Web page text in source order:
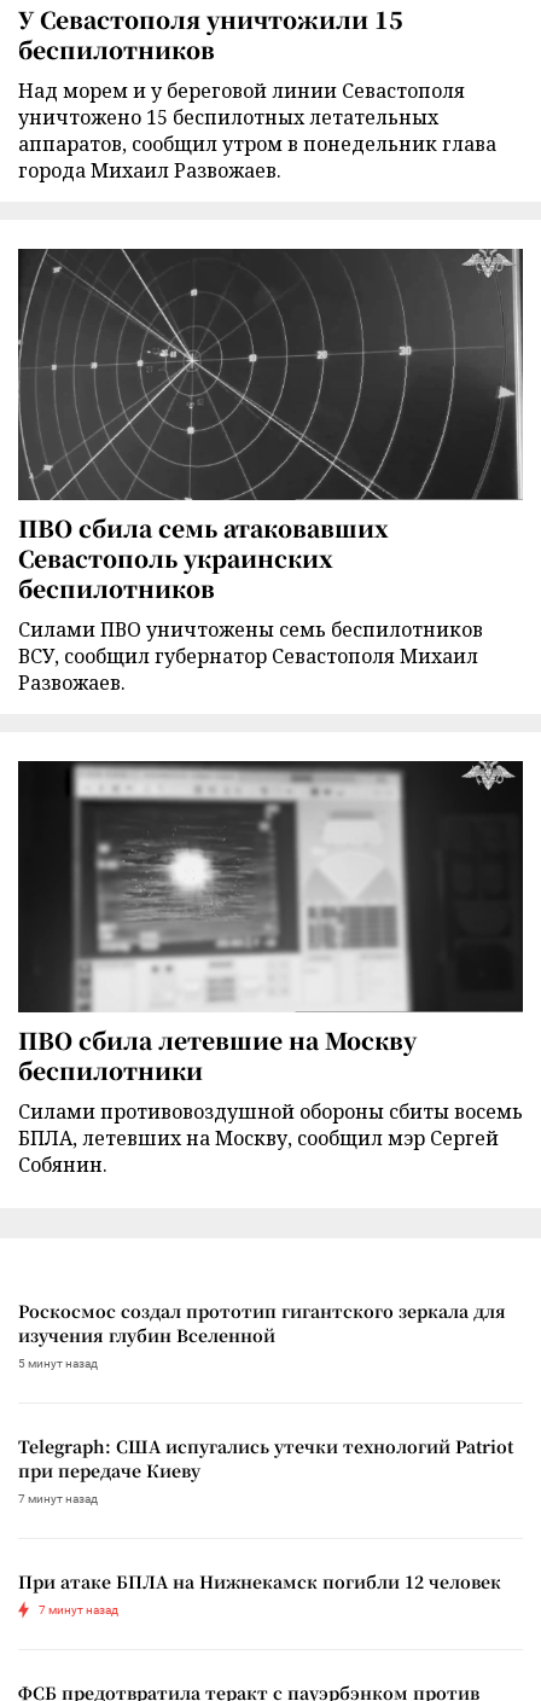
У Севастополя уничтожили 15
беспилотников
Над морем и у береговой линии Севастополя
уничтожено 15 беспилотных летательных
аппаратов, сообщил утром в понедельник глава
города Михаил Развожаев.
ПВО сбила семь атаковавших
Севастополь украинских
беспилотников
Силами ПВО уничтожены семь беспилотников
ВСУ, сообщил губернатор Севастополя Михаил
Развожаев.
ПВО сбила летевшие на Москву
беспилотники
Силами противовоздушной обороны сбиты восемь
БПЛА, летевших на Москву, сообщил мэр Сергей
Собянин.
Роскосмос создал прототип гигантского зеркала для
изучения глубин Вселенной
5 минут назад
Telegraph: США испугались утечки технологий Patriot
при передаче Киеву
7 минут назад
При атаке БПЛА на Нижнекамск погибли 12 человек
7 минут назад
ФСБ предотвратила теракт с пауэрбэнком против